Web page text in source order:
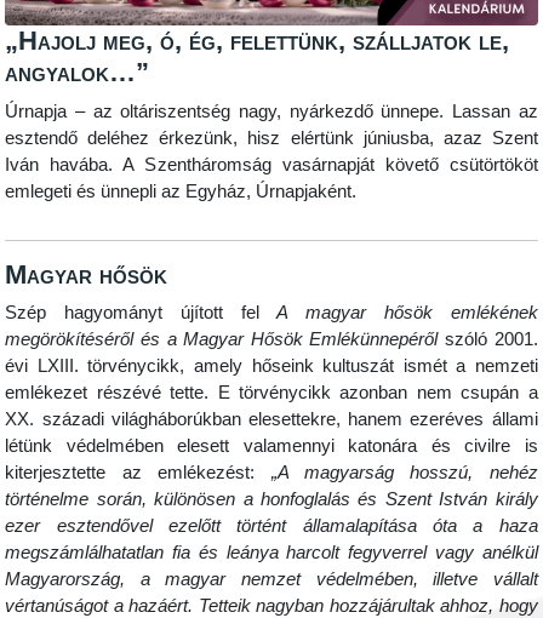
„Hajolj meg, ó, ég, felettünk, szálljatok le,
angyalok…”
Úrnapja – az oltáriszentség nagy, nyárkezdő ünnepe.
Lassan az
esztendő deléhez érkezünk, hisz elértünk júniusba, azaz Szent
Iván havába. A Szentháromság vasárnapját követő csütörtököt
emlegeti és ünnepli az Egyház, Úrnapjaként.
Magyar hősök
Szép hagyományt újított felA magyar hősök emlékének
megörökítéséről és a Magyar Hősök Emlékünnepéről szóló 2001.
évi LXIII. törvénycikk, amely hőseink kultuszát ismét a nemzeti
emlékezet részévé tette. E törvénycikk azonban nem csupán a
XX. századi világháborúkban elesettekre, hanem ezeréves állami
létünk védelmében elesett valamennyi katonára és civilre is
kiterjesztette az emlékezést: „A magyarság hosszú, nehéz
történelme során, különösen a honfoglalás és Szent István király
ezer esztendővel ezelőtt történt államalapítása óta a haza
megszámlálhatatlan fia és leánya harcolt fegyverrel vagy anélkül
Magyarország, a magyar nemzet védelmében, illetve vállalt
vértanúságot a hazáért. Tetteik nagyban hozzájárultak ahhoz, hogy